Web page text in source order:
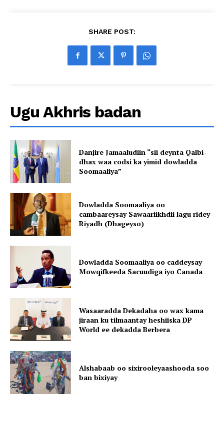
SHARE POST:
Ugu Akhris badan
Danjire Jamaaludiin “sii deynta Qalbi-
dhax waa codsi ka yimid dowladda
Soomaaliya”
Dowladda Soomaaliya oo
cambaareysay Sawaariikhdii lagu ridey
Riyadh (Dhageyso)
Dowladda Soomaaliya oo caddeysay
Mowqifkeeda Sacuudiga iyo Canada
Wasaaradda Dekadaha oo wax kama
jiraan ku tilmaantay heshiiska DP
World ee dekadda Berbera
Alshabaab oo sixirooleyaashooda soo
ban bixiyay